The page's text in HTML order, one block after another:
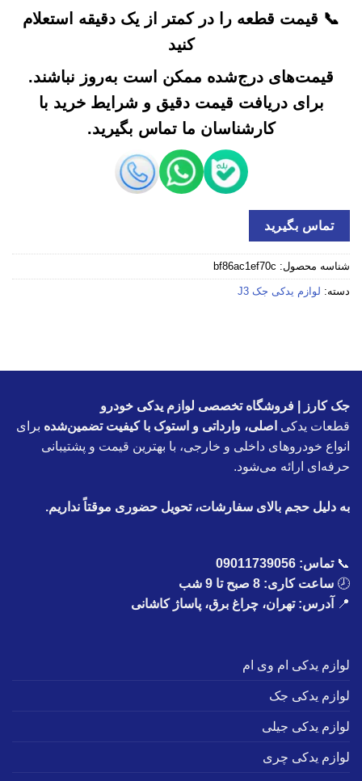
📞 قیمت قطعه را در کمتر از یک دقیقه استعلام
کنید
قیمت‌های درج‌شده ممکن است به‌روز نباشند.
برای دریافت قیمت دقیق و شرایط خرید با
کارشناسان ما تماس بگیرید.
تماس بگیرید
شناسه محصول: bf86ac1ef70c
دسته: لوازم یدکی جک J3
جک کارز | فروشگاه تخصصی لوازم یدکی خودرو
قطعات یدکی اصلی، وارداتی و استوک با کیفیت تضمین‌شده برای
انواع خودروهای داخلی و خارجی، با بهترین قیمت و پشتیبانی
حرفه‌ای ارائه می‌شود.
به دلیل حجم بالای سفارشات، تحویل حضوری موقتاً نداریم.
📞تماس: 09011739056
🕗 ساعت کاری: 8 صبح تا 9 شب
📍
آدرس: تهران، چراغ برق، پاساژ کاشانی
لوازم یدکی ام وی ام
لوازم یدکی جک
لوازم یدکی جیلی
لوازم یدکی چری